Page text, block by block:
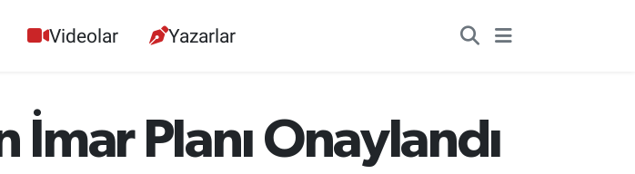
Videolar Yazarlar
İmar Planı Onaylandı